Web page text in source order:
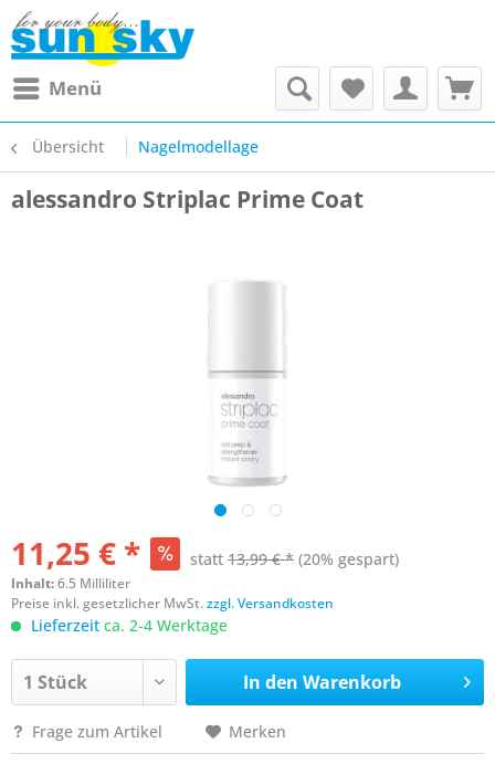
Menü
Übersicht Nagelmodellage
alessandro Striplac Prime Coat
11,25 € * statt 13,99 € * (20% gespart)
Inhalt:6.5 Milliliter
Preise inkl. gesetzlicher MwSt.zzgl. Versandkosten
Lieferzeit ca. 2-4 Werktage
In den Warenkorb
Frage zum Artikel Merken